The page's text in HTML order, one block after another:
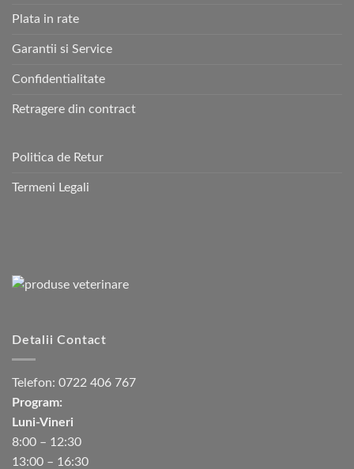
Plata in rate
Garantii si Service
Confidentialitate
Retragere din contract
Politica de Retur
Termeni Legali
Detalii Contact
Telefon: 0722 406 767
Program:
Luni-Vineri
8:00 – 12:30
13:00 – 16:30